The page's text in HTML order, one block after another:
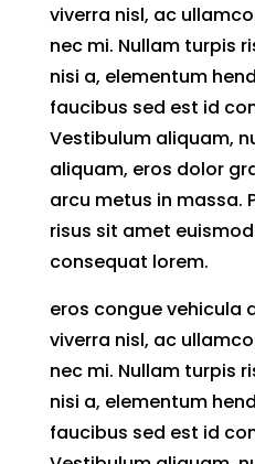
viverra nisl, ac
nec mi. Nullam turpis
nisi a, elementum
faucibus sed est id
Vestibulum aliquam,
aliquam, eros dolor
arcu metus in massa.
risus sit amet
consequat lorem.
eros congue vehicula
viverra nisl, ac
nec mi. Nullam turpis
nisi a, elementum
faucibus sed est id